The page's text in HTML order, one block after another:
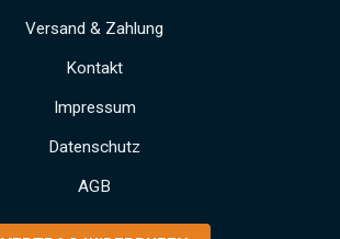
Versand & Zahlung
Kontakt
Impressum
Datenschutz
AGB